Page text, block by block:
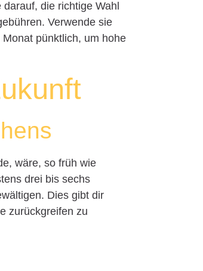
die richtige Wahl
Verwende sie
pünktlich, um hohe
wäre, so früh wie
drei bis sechs
Dies gibt dir
zurückgreifen zu